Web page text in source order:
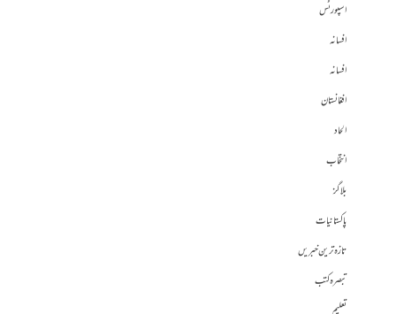
اسپورٹس
افسانہ
افسانہ
افغانستان
الحاد
انتخاب
بلاگز
پاکستانیات
تازہ ترین خبریں
تبصرہ کتب